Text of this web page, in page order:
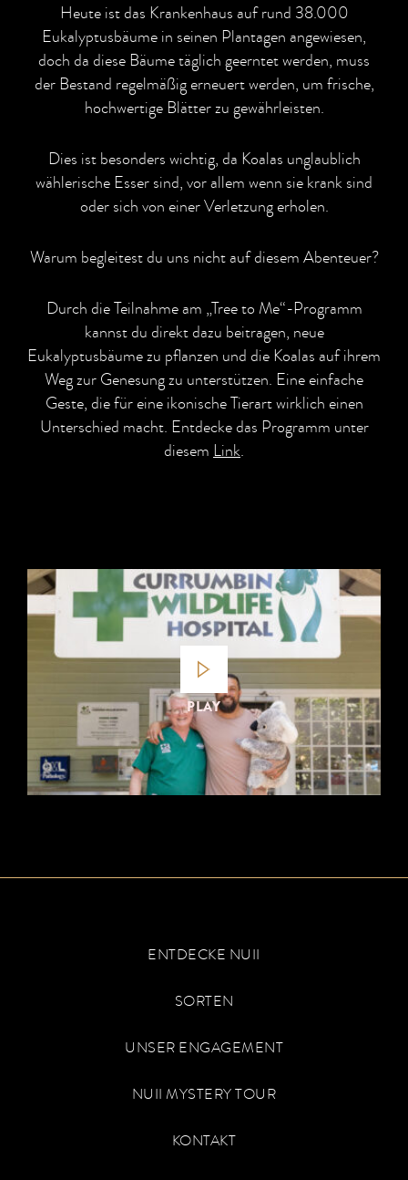
Heute ist das Krankenhaus auf rund 38.000
Eukalyptusbäume in seinen Plantagen angewiesen,
doch da diese Bäume täglich geerntet werden, muss
der Bestand regelmäßig erneuert werden, um frische,
hochwertige Blätter zu gewährleisten.
Dies ist besonders wichtig, da Koalas unglaublich
wählerische Esser sind, vor allem wenn sie krank sind
oder sich von einer Verletzung erholen.
Warum begleitest du uns nicht auf diesem Abenteuer?
Durch die Teilnahme am „Tree to Me“-Programm
kannst du direkt dazu beitragen, neue
Eukalyptusbäume zu pflanzen und die Koalas auf ihrem
Weg zur Genesung zu unterstützen. Eine einfache
Geste, die für eine ikonische Tierart wirklich einen
Unterschied macht. Entdecke das Programm unter
diesem Link.
PLAY
ENTDECKE NUII
SORTEN
UNSER ENGAGEMENT
NUII MYSTERY TOUR
KONTAKT